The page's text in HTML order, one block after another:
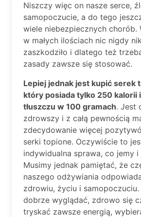
Niszczy więc on nasze serce,
samopoczucie, a do tego
wiele niebezpiecznych chorób.
w małych ilościach nic nigdy
zaszkodziło i dlatego też
zasady zawsze się stosować.
Lepiej jednak jest kupić serek
który posiada tylko 250 kalorii
tłuszczu w 100 gramach. Jest
zdrowszy i z całą pewnością
zdecydowanie więcej
serki topione. Oczywiście to
indywidualna sprawa, co jemy i
Musimy jednak pamiętać, że
naszego odżywiania
zdrowiu, życiu i
dobrze wyglądać, zdrowo się
tryskać zawsze energią,